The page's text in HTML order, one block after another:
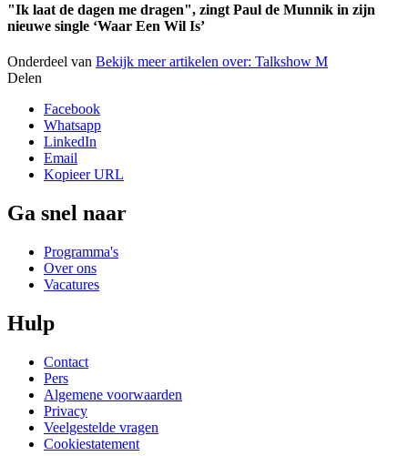
"Ik laat de dagen me dragen", zingt Paul de Munnik in zijn
nieuwe single ‘Waar Een Wil Is’
Onderdeel van Bekijk meer artikelen over: Talkshow M
Delen
Facebook
Whatsapp
LinkedIn
Email
Kopieer URL
Ga snel naar
Programma's
Over ons
Vacatures
Hulp
Contact
Pers
Algemene voorwaarden
Privacy
Veelgestelde vragen
Cookiestatement